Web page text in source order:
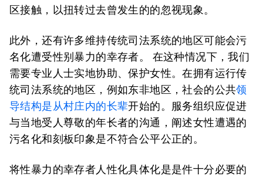
区接触，以扭转过去曾发生的的忽视现象。
此外，还有许多维持传统司法系统的地区可能会污
名化遭受性别暴力的幸存者。 在这种情况下，我们
需要专业人士实地协助、保护女性。在拥有运行传
统司法系统的地区，例如东非地区，社会的公共领
导结构是从村庄内的长辈开始的。服务组织应促进
与当地受人尊敬的年长者的沟通，阐述女性遭遇的
污名化和刻板印象是不符合公平公正的。
将性暴力的幸存者人性化具体化是是件十分必要的